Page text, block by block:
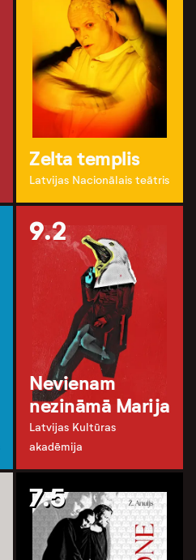
Zelta templis
Latvijas Nacionālais teātris
9.2
Nevienam
nezināmā Marija
Latvijas Kultūras
akadēmija
7.5